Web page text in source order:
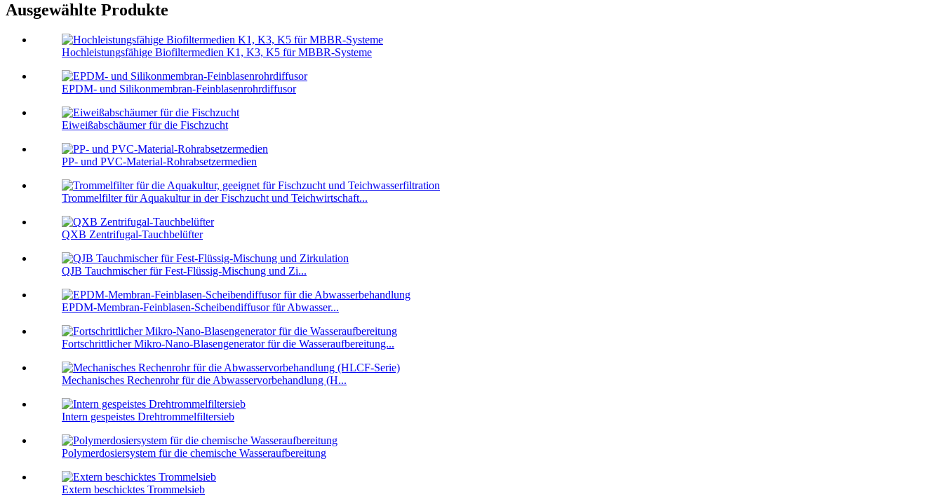
Ausgewählte Produkte
Hochleistungsfähige Biofiltermedien K1, K3, K5 für MBBR-Systeme
EPDM- und Silikonmembran-Feinblasenrohrdiffusor
Eiweißabschäumer für die Fischzucht
PP- und PVC-Material-Rohrabsetzermedien
Trommelfilter für Aquakultur in der Fischzucht und Teichwirtschaft...
QXB Zentrifugal-Tauchbelüfter
QJB Tauchmischer für Fest-Flüssig-Mischung und Zi...
EPDM-Membran-Feinblasen-Scheibendiffusor für Abwasser...
Fortschrittlicher Mikro-Nano-Blasengenerator für die Wasseraufbereitung...
Mechanisches Rechenrohr für die Abwasservorbehandlung (H...
Intern gespeistes Drehtrommelfiltersieb
Polymerdosiersystem für die chemische Wasseraufbereitung
Extern beschicktes Trommelsieb